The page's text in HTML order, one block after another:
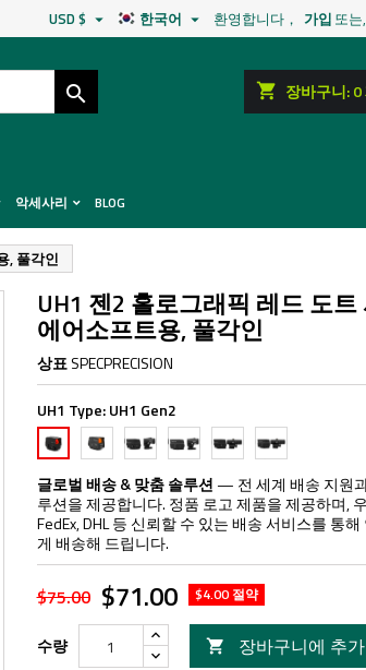
환영합니다， 가입 또는,
한국어 
USD $ 
shopping_cart 장바구니: 0

악세사리 BLOG
, 풀각인
UH1 젠2 홀로그래픽 레드 도
에어소프트용, 풀각인
상표 SPECPRECISION
UH1 Type:UH1 Gen2
UH1
Gen2
UH1
Gen1
UH2
W
V3XM
UH1
W
V3XM
UH2
W
VMX-
3T
UH1
W
VMX-
3T
글로벌 배송 & 맞춤 솔루션 — 전 세계 배송 지원
루션을 제공합니다. 정품 로고 제품을 제공하며,
FedEx, DHL 등 신뢰할 수 있는 배송 서비스를 통
게 배송해 드립니다.
$75.00 $71.00 $4.00 절약
수량  장바구니에 추가